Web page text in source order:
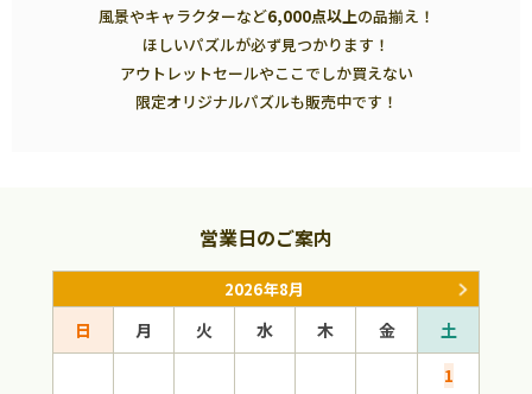
風景やキャラクターなど6,000点以上の品揃え！
ほしいパズルが必ず見つかります！
アウトレットセールやここでしか買えない
限定オリジナルパズルも販売中です！
営業日のご案内
2026年8月
日 月 火 水 木 金
土
1